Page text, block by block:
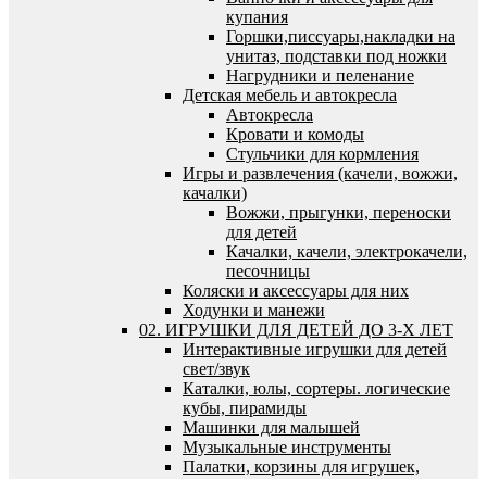
купания
Горшки,писсуары,накладки на
унитаз, подставки под ножки
Нагрудники и пеленание
Детская мебель и автокресла
Автокресла
Кровати и комоды
Стульчики для кормления
Игры и развлечения (качели, вожжи,
качалки)
Вожжи, прыгунки, переноски
для детей
Качалки, качели, электрокачели,
песочницы
Коляски и аксессуары для них
Ходунки и манежи
02. ИГРУШКИ ДЛЯ ДЕТЕЙ ДО 3-Х ЛЕТ
Интерактивные игрушки для детей
свет/звук
Каталки, юлы, сортеры. логические
кубы, пирамиды
Машинки для малышей
Музыкальные инструменты
Палатки, корзины для игрушек,